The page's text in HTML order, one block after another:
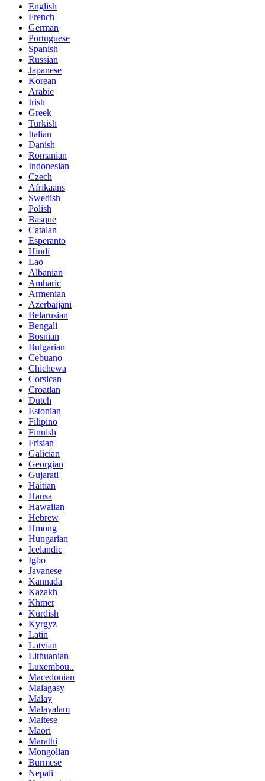
English
French
German
Portuguese
Spanish
Russian
Japanese
Korean
Arabic
Irish
Greek
Turkish
Italian
Danish
Romanian
Indonesian
Czech
Afrikaans
Swedish
Polish
Basque
Catalan
Esperanto
Hindi
Lao
Albanian
Amharic
Armenian
Azerbaijani
Belarusian
Bengali
Bosnian
Bulgarian
Cebuano
Chichewa
Corsican
Croatian
Dutch
Estonian
Filipino
Finnish
Frisian
Galician
Georgian
Gujarati
Haitian
Hausa
Hawaiian
Hebrew
Hmong
Hungarian
Icelandic
Igbo
Javanese
Kannada
Kazakh
Khmer
Kurdish
Kyrgyz
Latin
Latvian
Lithuanian
Luxembou..
Macedonian
Malagasy
Malay
Malayalam
Maltese
Maori
Marathi
Mongolian
Burmese
Nepali